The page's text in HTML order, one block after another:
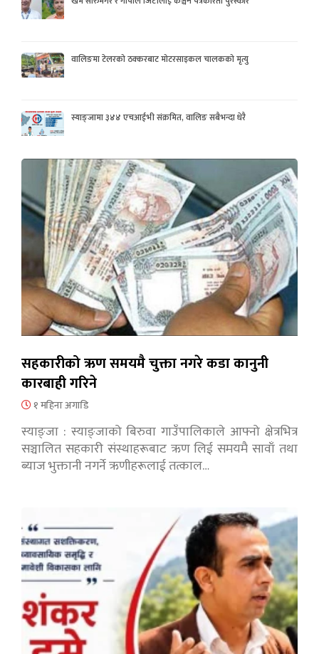
वालिङमा टेलरको ठक्करबाट मोटरसाइकल चालकको मृत्यु
स्याङ्जामा ३४४ एचआईभी संक्रमित, वालिङ सबैभन्दा धेरै
सहकारीको ऋण समयमै चुक्ता नगरे कडा कानुनी
कारबाही गरिने
१ महिना अगाडि
स्याङ्जा : स्याङ्जाको बिरुवा गाउँपालिकाले आफ्नो क्षेत्रभित्र
सञ्चालित सहकारी संस्थाहरूबाट ऋण लिई समयमै सावाँ तथा
ब्याज भुक्तानी नगर्ने ऋणीहरूलाई तत्काल…